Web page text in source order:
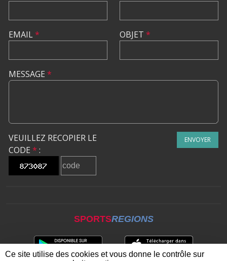
EMAIL* OBJET *
MESSAGE *
VEUILLEZ RECOPIER LE
CODE * :
ENVOYER
SPORTSREGIONS
Ce site utilise des cookies et vous donne le contrôle sur